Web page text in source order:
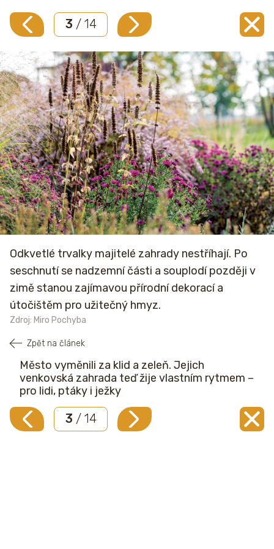
3 / 14
Odkvetlé trvalky majitelé zahrady nestříhají. Po
seschnutí se nadzemní části a souplodí později v
zimě stanou zajímavou přírodní dekorací a
útočištěm pro užitečný hmyz.
Zdroj: Miro Pochyba
Zpět na článek
Město vyměnili za klid a zeleň. Jejich
venkovská zahrada teď žije vlastním rytmem –
pro lidi, ptáky i ježky
3 / 14